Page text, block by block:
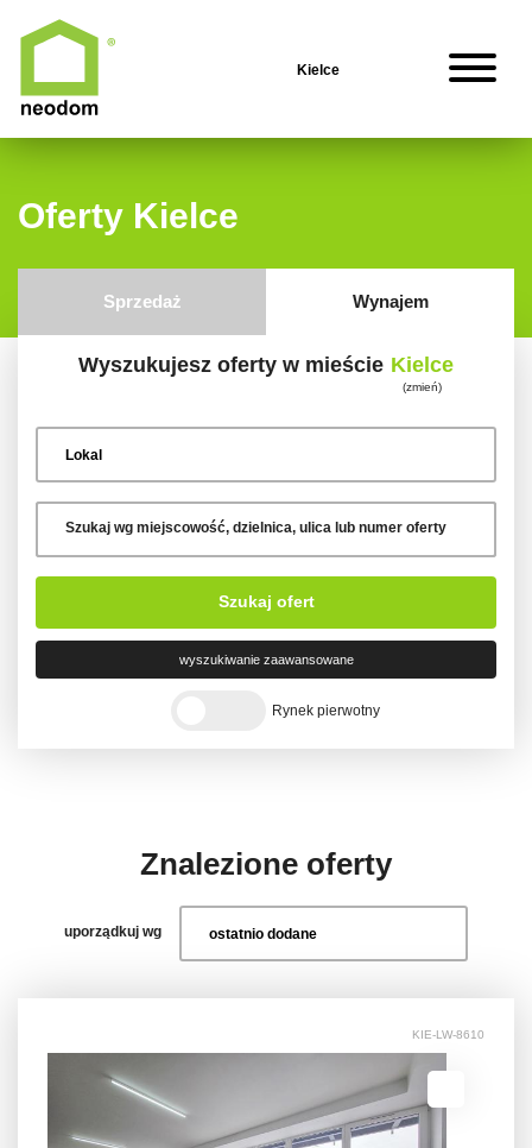
Oferty Kielce
Sprzedaż Wynajem
Wyszukujesz oferty w mieście Kielce
(zmień)
Szukaj ofert
wyszukiwanie zaawansowane
Rynek pierwotny
Znalezione oferty
uporządkuj wg
KIE-LW-8610